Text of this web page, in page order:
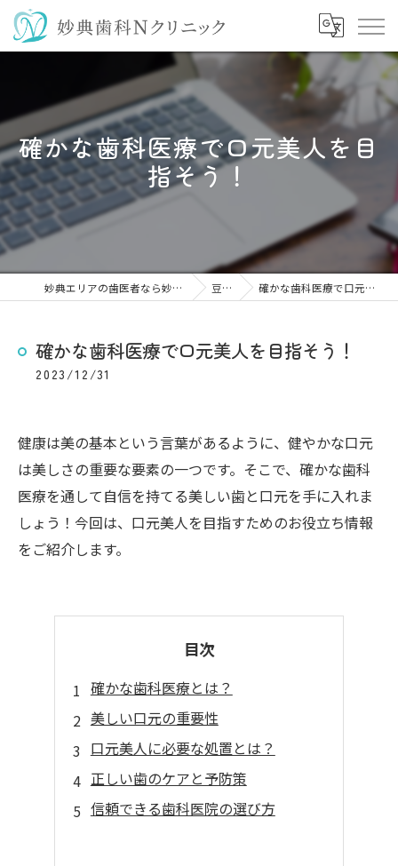
確かな歯科医療で口元美人を目
指そう！
妙典エリアの歯医者なら妙典歯科Nクリニック 豆知識 確かな歯科医療で口元美人を目指そう！
確かな歯科医療で口元美人を目指そう！
2023/12/31
健康は美の基本という言葉があるように、健やかな口元
は美しさの重要な要素の一つです。そこで、確かな歯科
医療を通して自信を持てる美しい歯と口元を手に入れま
しょう！今回は、口元美人を目指すためのお役立ち情報
をご紹介します。
目次
確かな歯科医療とは？
美しい口元の重要性
口元美人に必要な処置とは？
正しい歯のケアと予防策
信頼できる歯科医院の選び方